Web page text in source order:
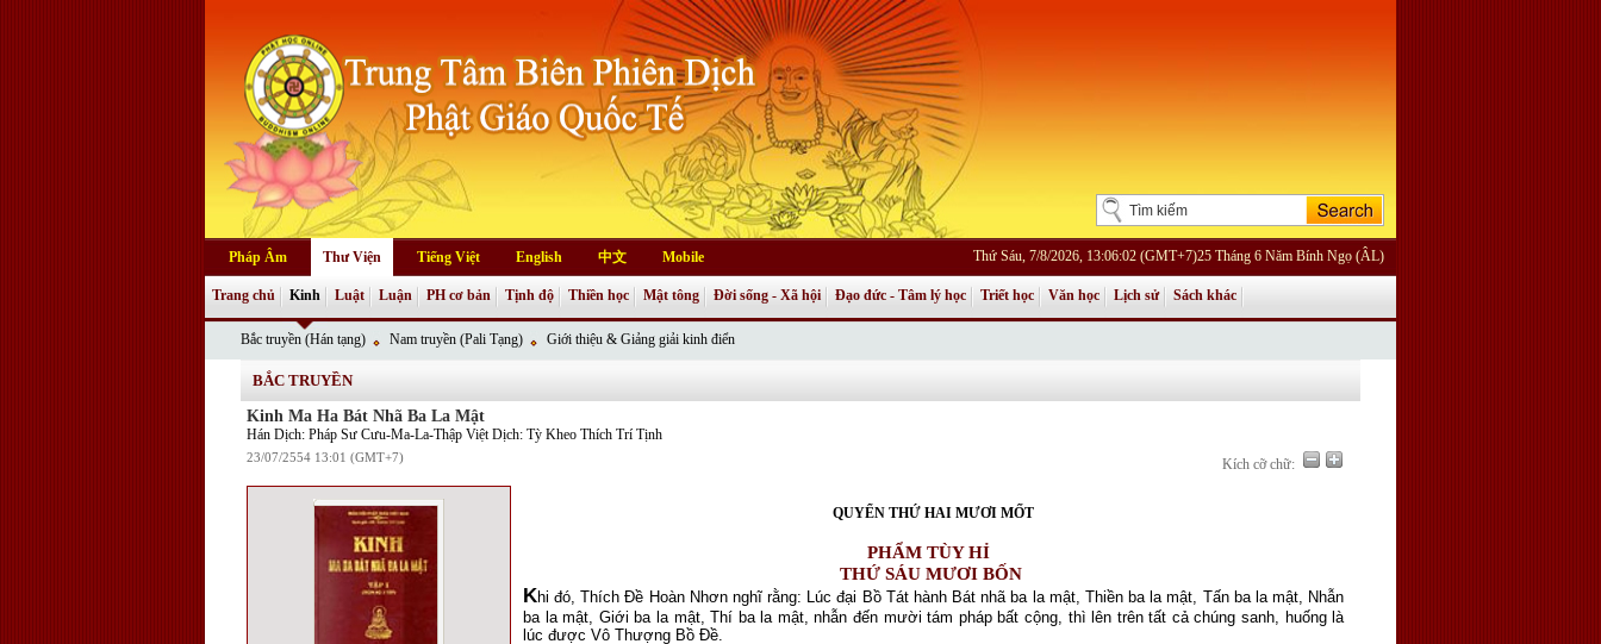
Pháp Âm Thư Viện Tiếng Việt English 中文 Mobile Thứ Sáu, 7/8/2026, 13:06:02 (GMT+7)25 Tháng 6 Năm Bính Ngọ (ÂL)
Trang chủ Kinh
Bắc truyền (Hán tạng) Nam truyền (Pali Tạng) Giới thiệu & Giảng giải kinh điển
Luật Luận PH cơ bản Tịnh độ Thiền học Mật tông Đời sống - Xã hội Đạo đức - Tâm lý học Triết học Văn học Lịch sử Sách khác
BẮC TRUYỀN
Kinh Ma Ha Bát Nhã Ba La Mật
Hán Dịch: Pháp Sư Cưu-Ma-La-Thập Việt Dịch: Tỳ Kheo Thích Trí Tịnh
23/07/2554 13:01 (GMT+7) Kích cỡ chữ:
QUYỂN THỨ HAI MƯƠI MỐT
PHẨM TÙY HỈ
THỨ SÁU MƯƠI BỐN
Khi đó, Thích Ðề Hoàn Nhơn nghĩ rằng: Lúc đại Bồ Tát hành Bát nhã ba la mật, Thiền ba la mật, Tấn ba la mật, Nhẫn
ba la mật, Giới ba la mật, Thí ba la mật, nhẫn đến mười tám pháp bất cộng, thì lên trên tất cả chúng sanh, huống là
lúc được Vô Thượng Bồ Ðề.